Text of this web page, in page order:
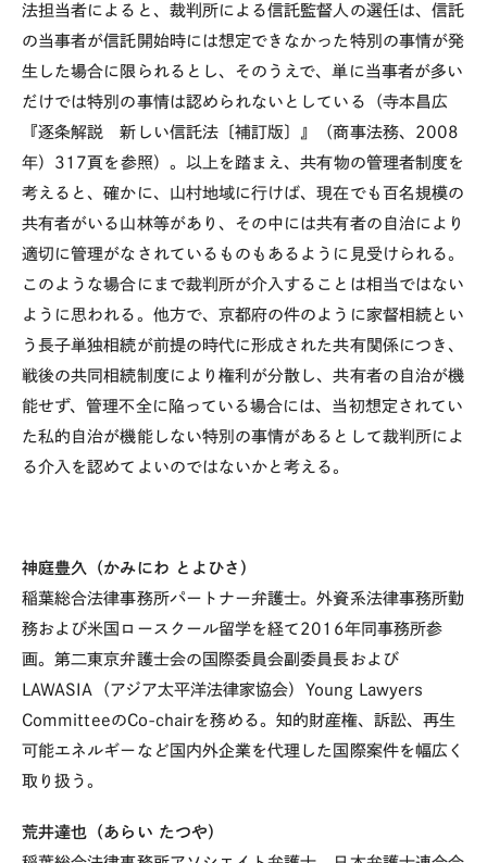
法担当者によると、裁判所による信託監督人の選任は、信託
の当事者が信託開始時には想定できなかった特別の事情が発
生した場合に限られるとし、そのうえで、単に当事者が多い
だけでは特別の事情は認められないとしている（寺本昌広
『逐条解説 新しい信託法〔補訂版〕』（商事法務、 2008
年） 317頁を参照）。以上を踏まえ、共有物の管理者制度を
考えると、確かに、山村地域に行けば、現在でも百名規模の
共有者がいる山林等があり、その中には共有者の自治により
適切に管理がなされているものもあるように見受けられる。
このような場合にまで裁判所が介入することは相当ではない
ように思われる。他方で、京都府の件のように家督相続とい
う長子単独相続が前提の時代に形成された共有関係につき、
戦後の共同相続制度により権利が分散し、共有者の自治が機
能せず、管理不全に陥っている場合には、当初想定されてい
た私的自治が機能しない特別の事情があるとして裁判所によ
る介入を認めてよいのではないかと考える。
神庭豊久（かみにわ とよひさ）
稲葉総合法律事務所パートナー弁護士。外資系法律事務所勤
務および米国ロースクール留学を経て 2016年同事務所参
画。第二東京弁護士会の国際委員会副委員長および
LAWASIA
（アジア太平洋法律家協会） Young Lawyers
CommitteeのCo-chairを務める。知的財産権、訴訟、再生
可能エネルギーなど国内外企業を代理した国際案件を幅広く
取り扱う。
荒井達也（あらい たつや）